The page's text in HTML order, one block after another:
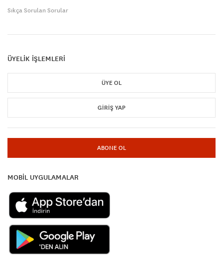
Sıkça Sorulan Sorular
ÜYELİK İŞLEMLERİ
ÜYE OL
GIRIŞ YAP
ABONE OL
MOBİL UYGULAMALAR